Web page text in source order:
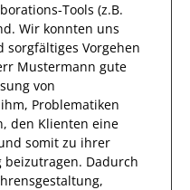
Tools (z.B.
Wir konnten uns
sorgfältiges Vorgehen
Mustermann gute
von
Problematiken
den Klienten eine
somit zu ihrer
beizutragen. Dadurch